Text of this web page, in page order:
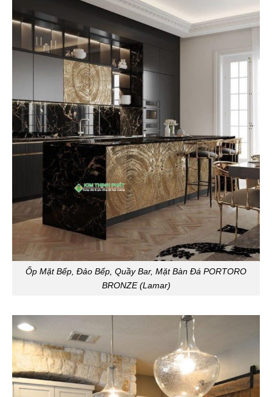
Ốp Mặt Bếp, Đảo Bếp, Quầy Bar, Mặt Bàn Đá PORTORO
BRONZE (Lamar)